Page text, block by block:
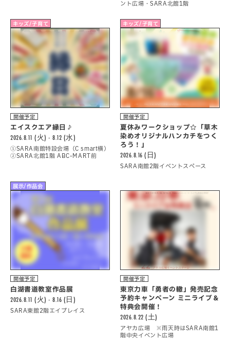
ント広場・SARA北館1階
キッズ/子育て
開催予定
エイスクエア縁日♪
2026.8.11 (火) - 8.12 (水)
①SARA南館特設会場（C smart横）
②SARA北館1階 ABC-MART前
キッズ/子育て
開催予定
夏休みワークショップ☆「草木
染めオリジナルハンカチをつく
ろう！」
2026.8.16 (日)
SARA南館2階イベントスペース
展示/作品会
開催予定
白湖書道教室作品展
2026.8.11 (火) - 8.16 (日)
SARA東館2階エイプレイス
開催予定
東京力車「勇者の轍」発売記念
予約キャンペーン ミニライブ＆
特典会開催！
2026.8.22 (土)
アヤカ広場 ※雨天時はSARA南館1
階中央イベント広場